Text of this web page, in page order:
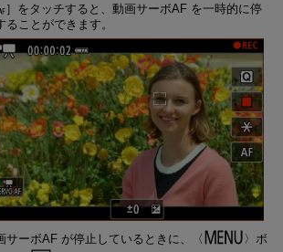
］をタッチすると、動画サーボAF を一時的に停
ることができます。
サーボAF が停止しているときに、
ボ